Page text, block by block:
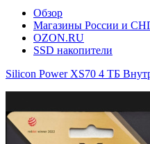
Обзор
Магазины России и
OZON.RU
SSD накопители
Silicon Power XS70 4 ТБ